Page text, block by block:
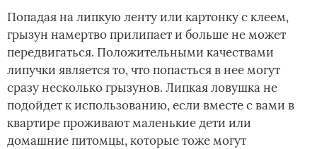
Попадая на липкую ленту или картонку с клеем,
грызун намертво прилипает и больше не может
передвигаться. Положительными качествами
липучки является то, что попасться в нее могут
сразу несколько грызунов. Липкая ловушка не
подойдет к использованию, если вместе с вами в
квартире проживают маленькие дети или
домашние питомцы, которые тоже могут